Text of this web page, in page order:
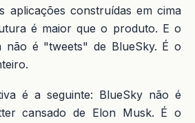
aplicações construídas em cima
é maior que o produto. E o
não é "tweets" de BlueSky. É o
é a seguinte: BlueSky não é
cansado de Elon Musk. É o